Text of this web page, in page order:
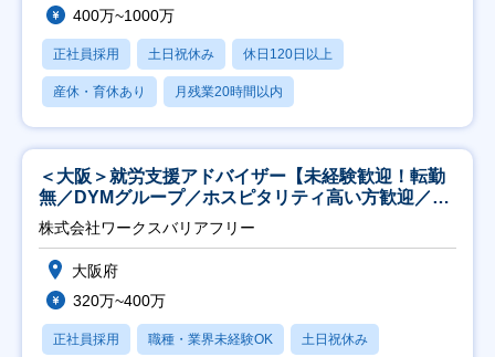
400万~1000万
正社員採用 土日祝休み 休日120日以上
産休・育休あり 月残業20時間以内
＜大阪＞就労支援アドバイザー【未経験歓迎！転勤
無／DYMグループ／ホスピタリティ高い方歓迎／土
日祝】
株式会社ワークスバリアフリー
大阪府
320万~400万
正社員採用 職種・業界未経験OK 土日祝休み